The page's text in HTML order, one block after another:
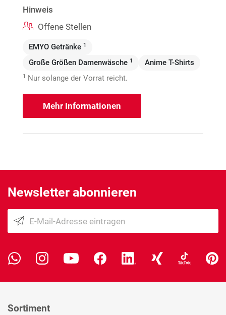
Hinweis
Offene Stellen
EMYO Getränke 1
Große Größen Damenwäsche 1 Anime T-Shirts
1 Nur solange der Vorrat reicht.
Mehr Informationen
Newsletter abonnieren
Sortiment